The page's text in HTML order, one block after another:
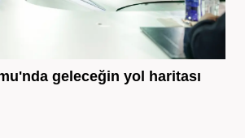
geleceğin yol haritası